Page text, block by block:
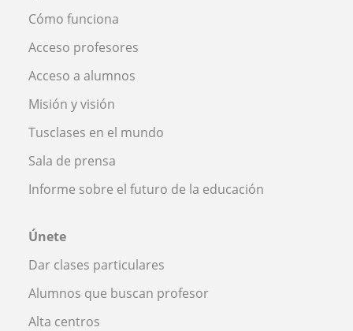
Cómo funciona
Acceso profesores
Acceso a alumnos
Misión y visión
Tusclases en el mundo
Sala de prensa
Informe sobre el futuro de la educación
Únete
Dar clases particulares
Alumnos que buscan profesor
Alta centros